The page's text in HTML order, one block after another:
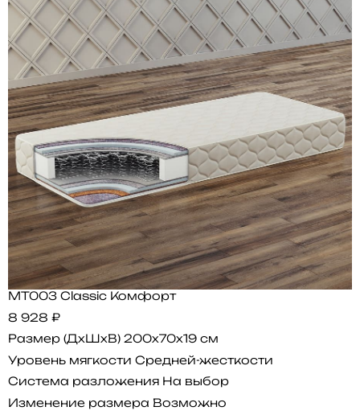
MT003 Classic Комфорт
8 928 ₽
Размер (ДхШхВ) 200x70x19 см
Уровень мягкости Средней-жесткости
Система разложения На выбор
Изменение размера Возможно